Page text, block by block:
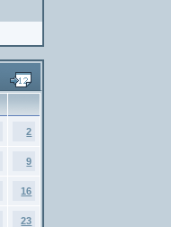
2
9
16
23